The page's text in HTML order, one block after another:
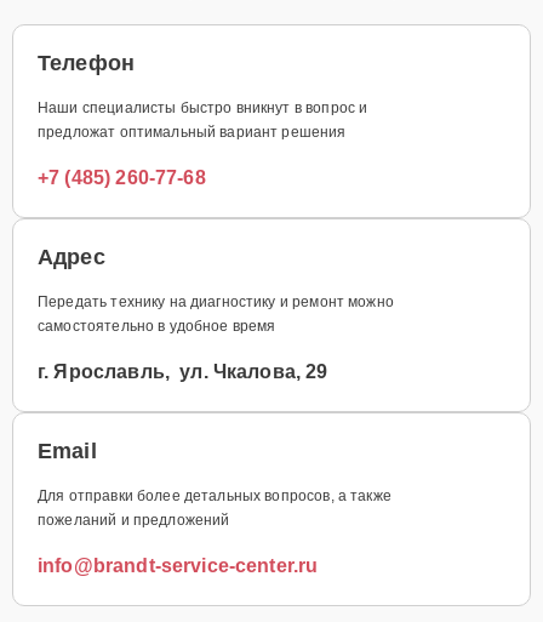
Телефон
Наши специалисты быстро вникнут в вопрос и
предложат оптимальный вариант решения
+7 (485) 260-77-68
Адрес
Передать технику на диагностику и ремонт можно
самостоятельно в удобное время
г. Ярославль, ул. Чкалова, 29
Email
Для отправки более детальных вопросов, а также
пожеланий и предложений
info@brandt-service-center.ru